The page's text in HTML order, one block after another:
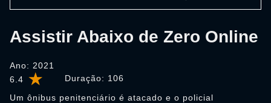
6.4 Duração: 106
Assistir Abaixo de Zero Online
Ano: 2021
Um ônibus penitenciário é atacado e o policial